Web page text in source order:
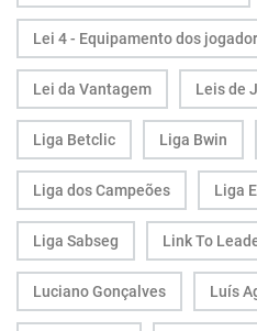
Lei 4 - Equipamento dos
Lei da Vantagem Leis de
Liga Betclic Liga Bwin
Liga dos Campeões Liga
Liga Sabseg Link To
Luciano Gonçalves Luís